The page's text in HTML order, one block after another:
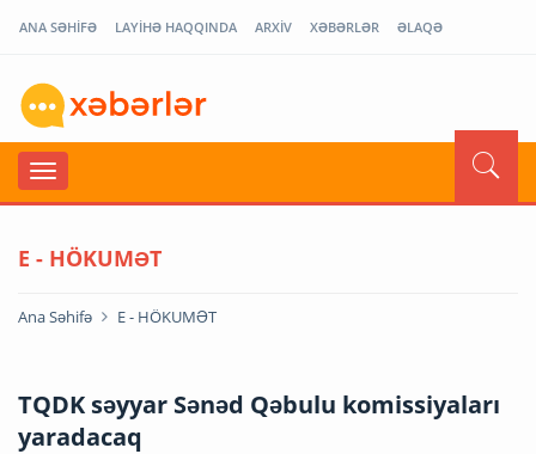
ANA SƏHİFƏ LAYİHƏ HAQQINDA ARXİV XƏBƏRLƏR ƏLAQƏ
E - HÖKUMƏT
Ana Səhifə E - HÖKUMƏT
TQDK səyyar Sənəd Qəbulu komissiyaları
yaradacaq